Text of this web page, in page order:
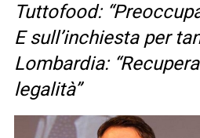
Tuttofood:
E sull’inchiesta per
Lombardia:
legalità”